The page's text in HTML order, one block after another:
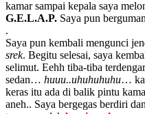
kamar sampai kepala saya
G.E.L.A.P. Saya pun
.
Saya pun kembali mengunci
srek. Begitu selesai, saya
selimut. Eehh tiba-tiba
sedan… huuu..uhuhuhuhu…
keras itu ada di balik pintu
aneh.. Saya bergegas berdiri